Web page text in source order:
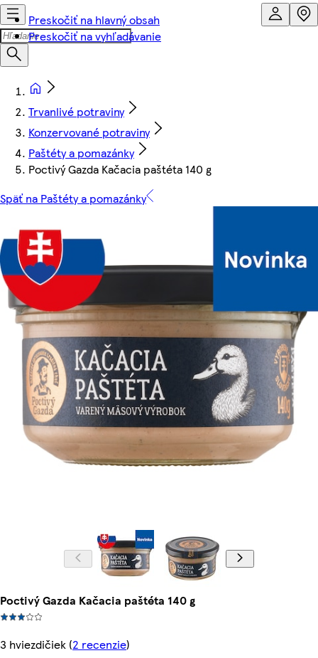
Preskočiť na hlavný obsah
Preskočiť na vyhľadávanie
Trvanlivé potraviny
Konzervované potraviny
Paštéty a pomazánky
Poctivý Gazda Kačacia paštéta 140 g
Späť na Paštéty a pomazánky
Poctivý Gazda Kačacia paštéta 140 g
3 hviezdičiek (2 recenzie)